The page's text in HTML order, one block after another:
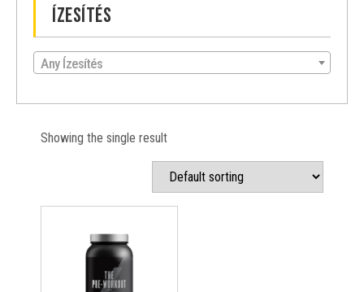
Ízesítés
Any Ízesítés
Showing the single result